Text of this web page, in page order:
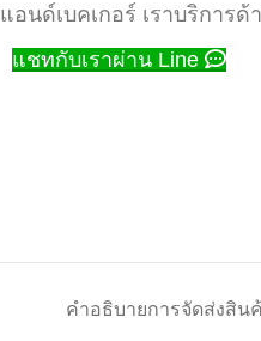
แอนด์เบคเกอร์ เราบริการด้
แชทกับเราผ่าน Line
คำอธิบายการจัดส่งสิน